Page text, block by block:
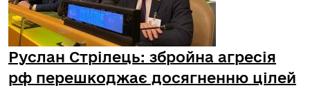
Руслан Стрілець: збройна агресія
рф перешкоджає досягненню цілей